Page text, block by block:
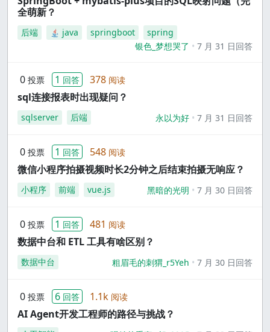
全萌新？
后端 java springboot
spring
银色_梦想哭了
7 月 31 日回答
0 投票 1 回答 378 阅读
sql连接报表时出现疑问？
sqlserver 后端 永以为好 7 月 31 日回答
0 投票 1 回答 548 阅读
微信小程序拍摄视频时长2分钟之后结束拍摄无响应？
小程序 前端 vue.js 黑暗的光明 7 月 30 日回答
0 投票 1 回答 481 阅读
数据中台和 ETL 工具有啥区别？
数据中台 粗眉毛的刺猬_r5Yeh 7 月 30 日回答
0 投票 6 回答 1.1k 阅读
AI Agent开发工程师的路径与挑战？